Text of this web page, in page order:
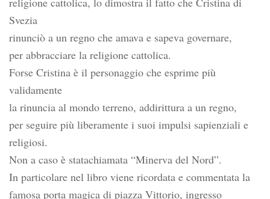
Svezia
rinunciò a un regno che amava e sapeva governare,
per abbracciare la religione cattolica.
Forse Cristina è il personaggio che esprime più
validamente
la rinuncia al mondo terreno, addirittura a un regno,
per seguire più liberamente i suoi impulsi sapienziali e
religiosi.
Non a caso è statachiamata “Minerva del Nord”.
In particolare nel libro viene ricordata e commentata la
famosa porta magica di piazza Vittorio, ingresso